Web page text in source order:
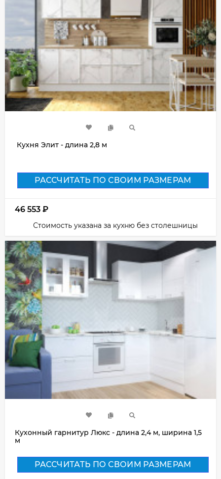
Кухня Элит - длина 2,8 м
РАССЧИТАТЬ ПО СВОИМ РАЗМЕРАМ
46 553 ₽
Стоимость указана за кухню без столешницы
Кухонный гарнитур Люкс - длина 2,4 м, ширина 1,5
м
РАССЧИТАТЬ ПО СВОИМ РАЗМЕРАМ